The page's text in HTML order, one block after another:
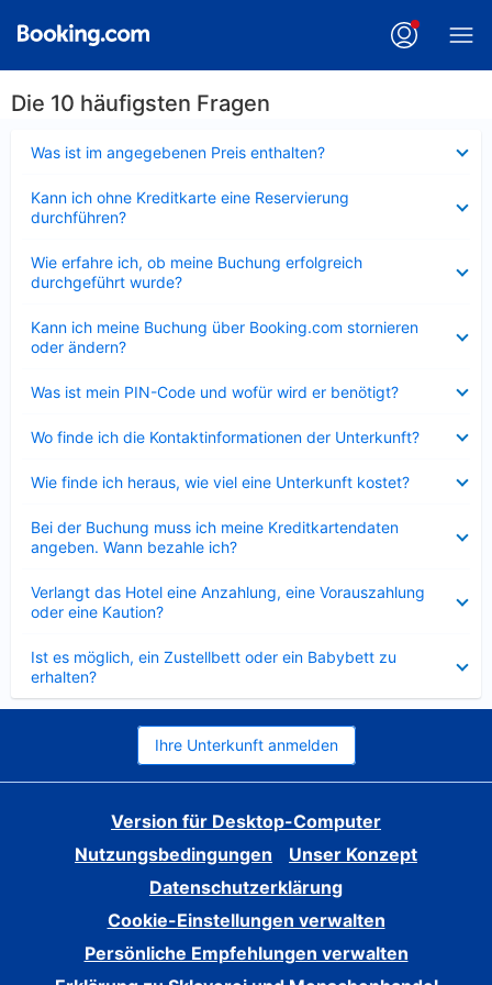
Die 10 häufigsten Fragen
Was ist im angegebenen Preis enthalten?
Kann ich ohne Kreditkarte eine Reservierung
durchführen?
Wie erfahre ich, ob meine Buchung erfolgreich
durchgeführt wurde?
Kann ich meine Buchung über Booking.com stornieren
oder ändern?
Was ist mein PIN-Code und wofür wird er benötigt?
Wo finde ich die Kontaktinformationen der Unterkunft?
Wie finde ich heraus, wie viel eine Unterkunft kostet?
Bei der Buchung muss ich meine Kreditkartendaten
angeben. Wann bezahle ich?
Verlangt das Hotel eine Anzahlung, eine Vorauszahlung
oder eine Kaution?
Ist es möglich, ein Zustellbett oder ein Babybett zu
erhalten?
Ihre Unterkunft anmelden
Version für Desktop-Computer
Nutzungsbedingungen
Unser Konzept
Datenschutzerklärung
Cookie-Einstellungen verwalten
Persönliche Empfehlungen verwalten